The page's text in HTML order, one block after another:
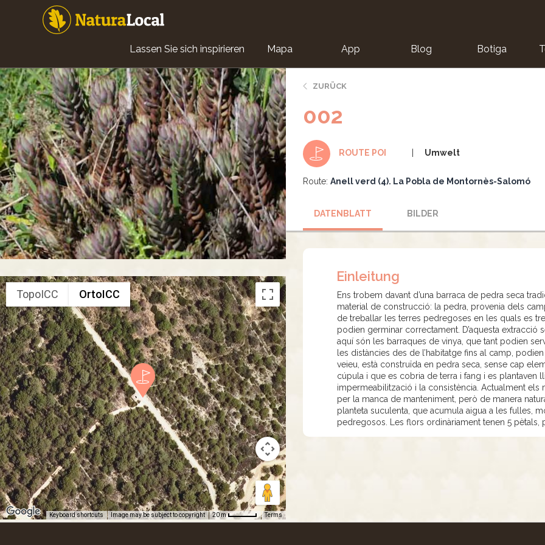
Main
navigation
Lassen Sie sich inspirieren Mapa App Blog Botiga
TopoICC OrtoICC
Keyboard shortcuts Image may be subject to copyright 20 m Terms
ZURÜCK
002
ROUTE POI Umwelt
Route: Anell verd (4). La Pobla de Montornès-Salomó
DATENBLATT BILDER
Einleitung
Ens trobem davant d’una barraca de pedra seca
material de construcció: la pedra, provenia dels
de treballar les terres pedregoses en les quals es
podien germinar correctament. D’aquesta
aquí són les barraques de vinya, que tant podien
les distàncies des de l’habitatge fins al camp,
veieu, està construïda en pedra seca, sense cap
cúpula i que es cobria de terra i fang i es plantaven
impermeabilització i la consistència. Actualment
per la manca de manteniment, però de manera
planteta suculenta, que acumula aigua a les fulles,
pedregosos. Les flors ordinàriament tenen 5 pètals,